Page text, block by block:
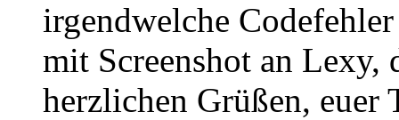
irgendwelche
mit Screenshot an
herzlichen Grüßen, euer